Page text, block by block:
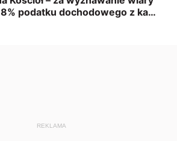
REKLAMA